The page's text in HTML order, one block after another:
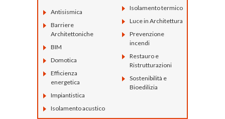
Antisismica
Barriere
Architettoniche
BIM
Domotica
Efficienza
energetica
Impiantistica
Isolamento acustico
Isolamento termico
Luce in Architettura
Prevenzione
incendi
Restauro e
Ristrutturazioni
Sostenibilità e
Bioedilizia